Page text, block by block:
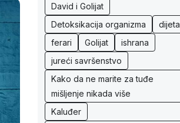
David i Golijat
Detoksikacija organizma
dijeta
ferari
Golijat
ishrana
jureći savršenstvo
Kako da ne marite za tuđe
mišljenje nikada više
Kaluđer